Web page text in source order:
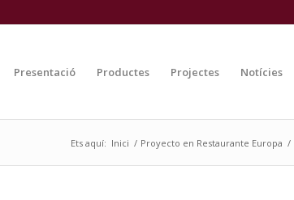
Presentació Productes Projectes Notícies
Ets aquí: Inici / Proyecto en Restaurante Europa /